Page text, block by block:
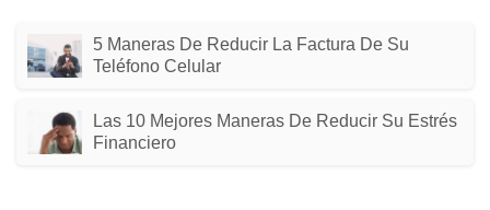
5 Maneras De Reducir La Factura De Su
Teléfono Celular
Las 10 Mejores Maneras De Reducir Su Estrés
Financiero